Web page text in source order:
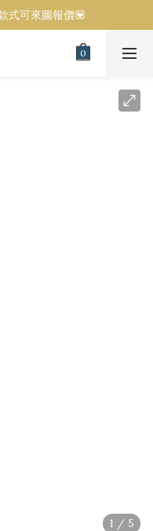
歡迎參觀選購❤️
式可來圖報價💟
市歡迎參觀選購❤️
1 / 5